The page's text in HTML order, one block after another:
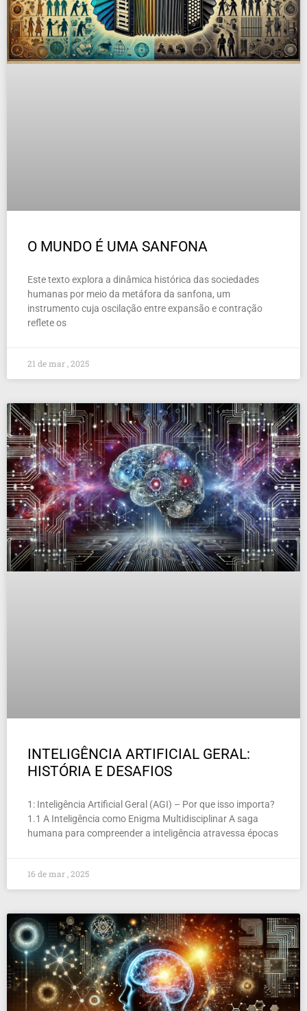
O MUNDO É UMA SANFONA
Este texto explora a dinâmica histórica das sociedades
humanas por meio da metáfora da sanfona, um
instrumento cuja oscilação entre expansão e contração
reflete os
21 de mar , 2025
INTELIGÊNCIA ARTIFICIAL GERAL:
HISTÓRIA E DESAFIOS
1: Inteligência Artificial Geral (AGI) – Por que isso importa?
1.1 A Inteligência como Enigma Multidisciplinar A saga
humana para compreender a inteligência atravessa épocas
16 de mar , 2025